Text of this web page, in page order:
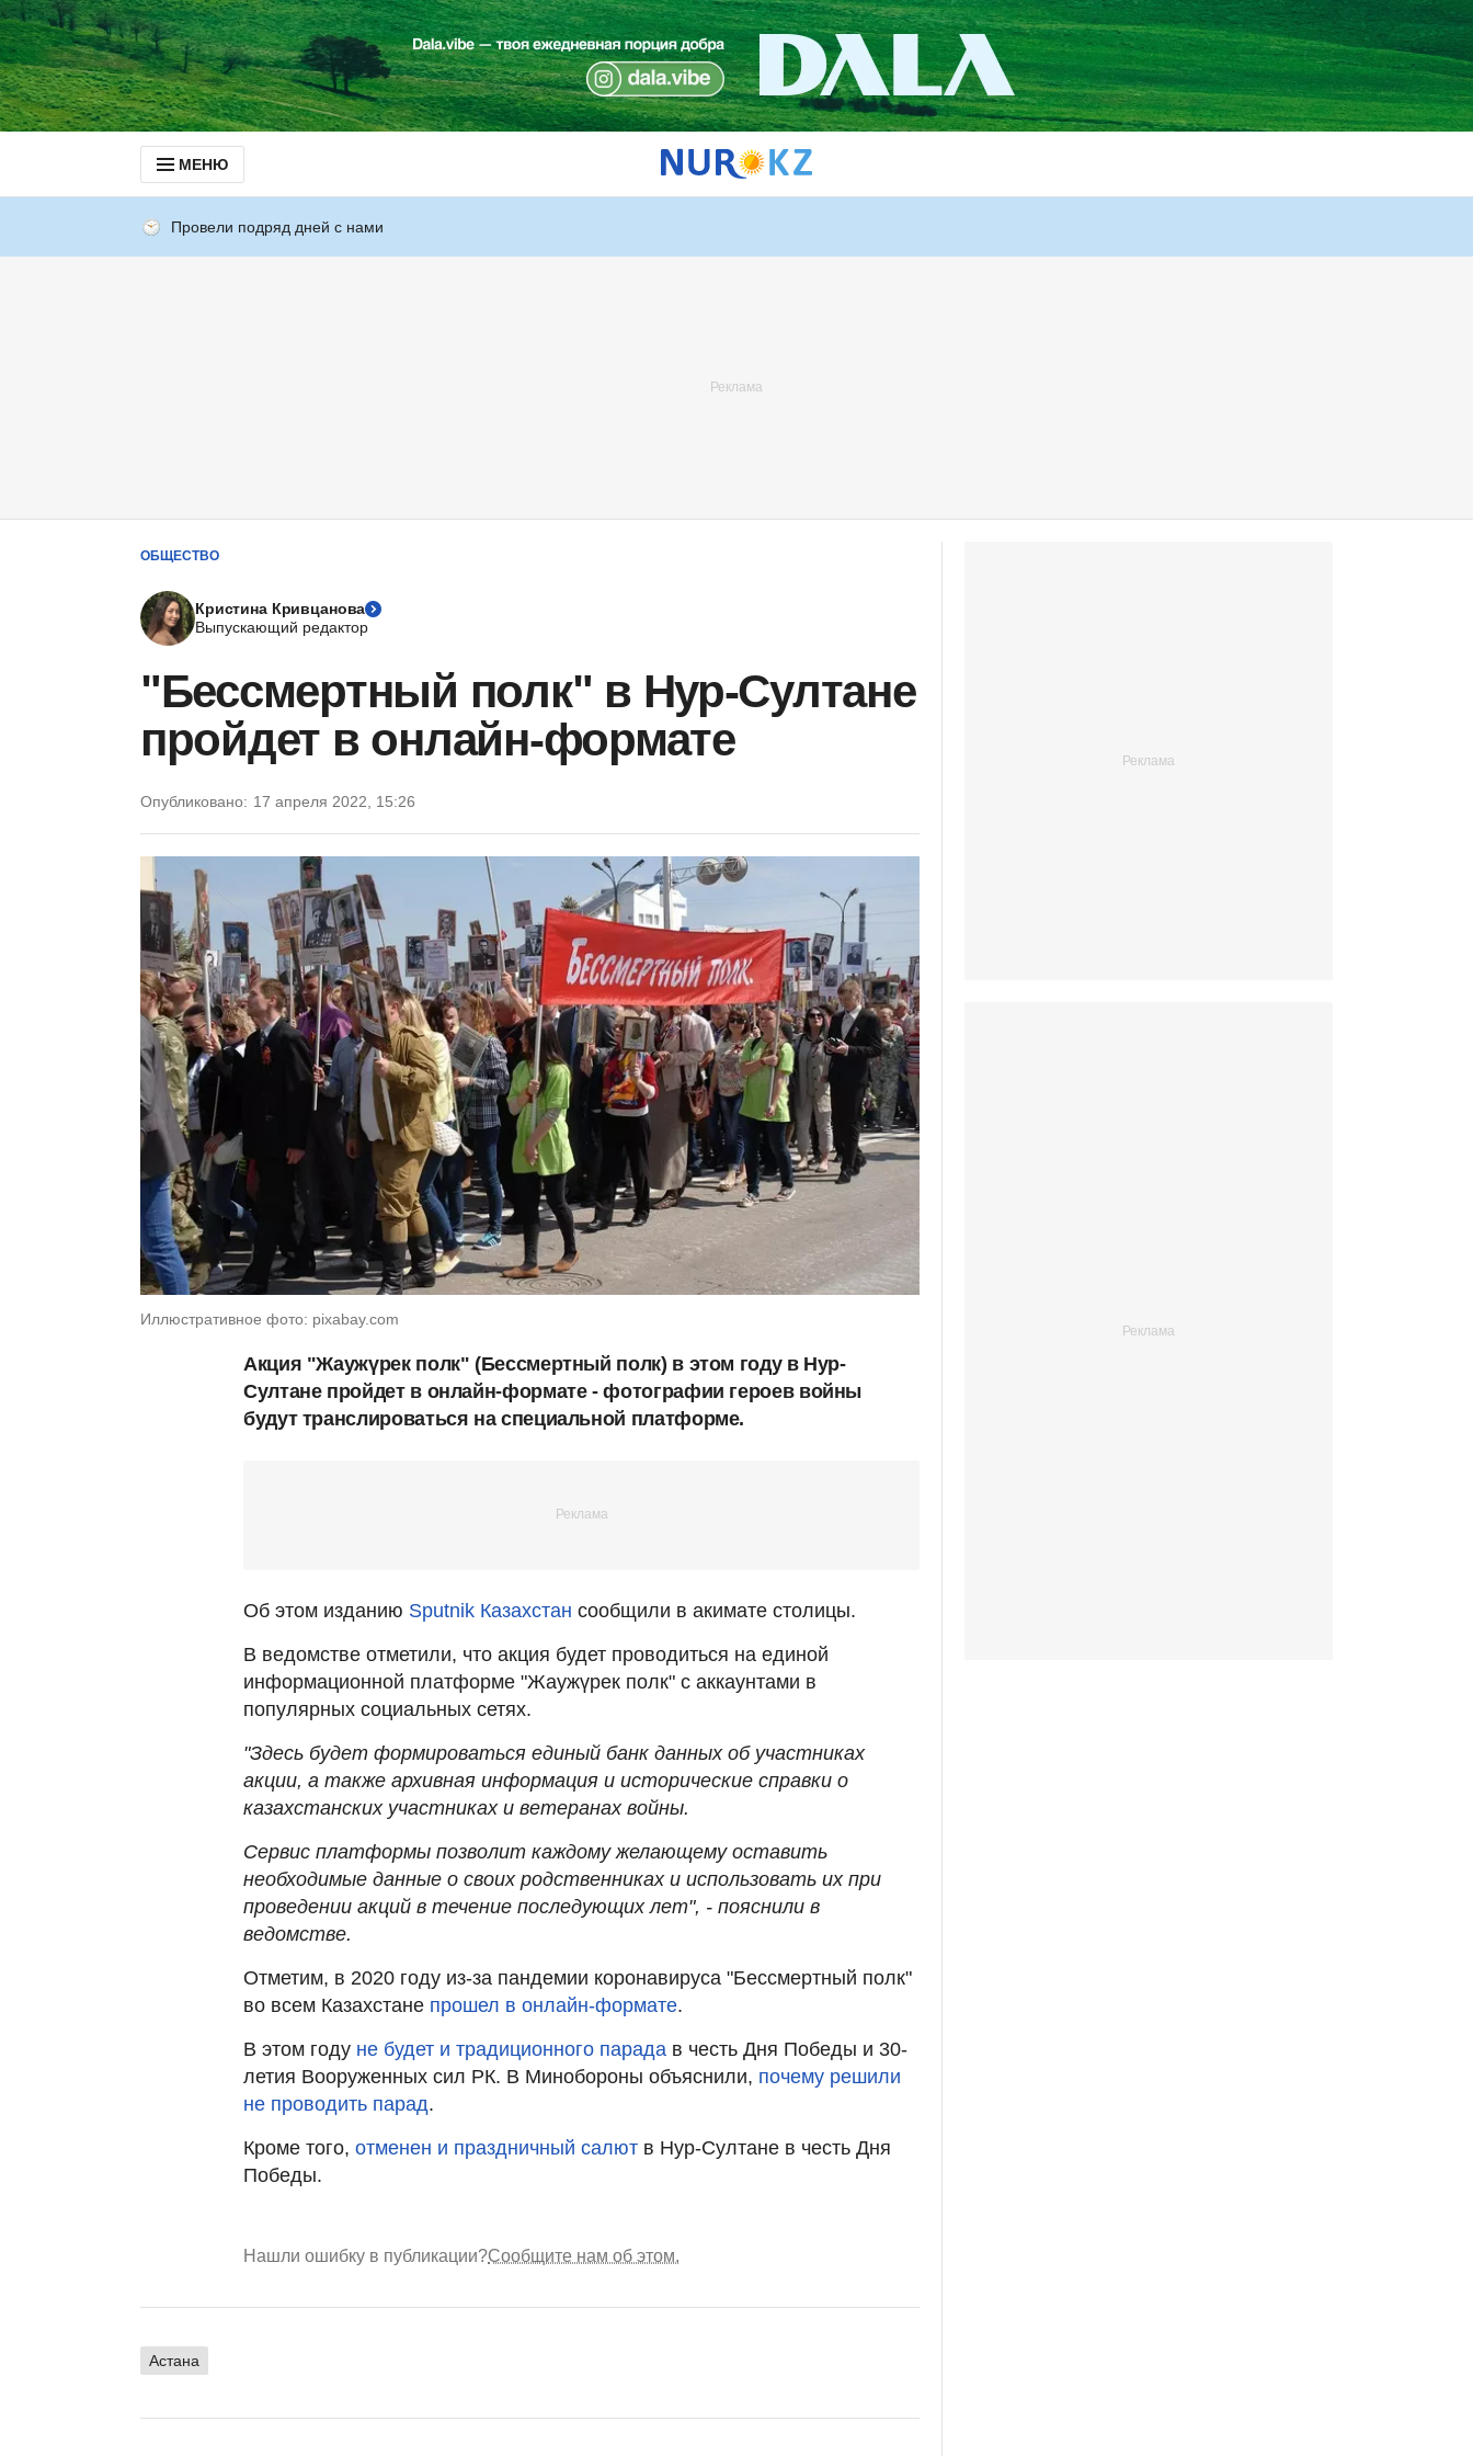
МЕНЮ
Провели подряд дней с нами
ОБЩЕСТВО
Кристина Кривцанова
Выпускающий редактор
"Бессмертный полк" в Нур-Султане
пройдет в онлайн-формате
Опубликовано: 17 апреля 2022, 15:26
Иллюстративное фото: pixabay.com
Акция "Жаужүрек полк" (Бессмертный полк) в этом году в Нур-
Султане пройдет в онлайн-формате - фотографии героев войны
будут транслироваться на специальной платформе.
Об этом изданию Sputnik Казахстан сообщили в акимате столицы.
В ведомстве отметили, что акция будет проводиться на единой
информационной платформе "Жаужүрек полк" с аккаунтами в
популярных социальных сетях.
"Здесь будет формироваться единый банк данных об участниках
акции, а также архивная информация и исторические справки о
казахстанских участниках и ветеранах войны.
Сервис платформы позволит каждому желающему оставить
необходимые данные о своих родственниках и использовать их при
проведении акций в течение последующих лет", - пояснили в
ведомстве.
Отметим, в 2020 году из-за пандемии коронавируса "Бессмертный полк"
во всем Казахстане прошел в онлайн-формате.
В этом году не будет и традиционного парада в честь Дня Победы и 30-
летия Вооруженных сил РК. В Минобороны объяснили, почему решили
не проводить парад.
Кроме того, отменен и праздничный салют в Нур-Султане в честь Дня
Победы.
Нашли ошибку в публикации?Сообщите нам об этом.
Астана